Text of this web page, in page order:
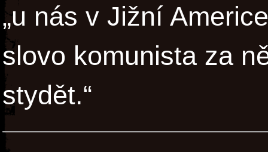
„u nás v Jižní
slovo komunista za
stydět.“